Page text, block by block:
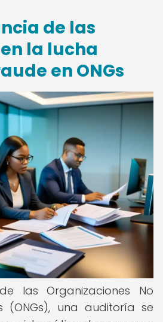
de las
la lucha
en ONGs
las Organizaciones No
(ONGs), una auditoría se